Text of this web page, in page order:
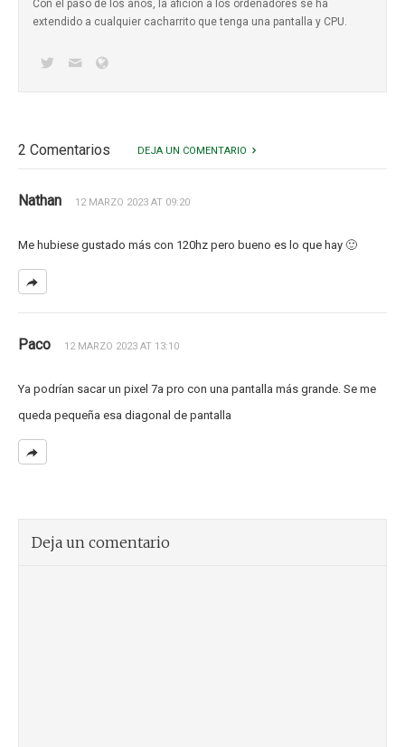
Con el paso de los años, la afición a los ordenadores se ha
extendido a cualquier cacharrito que tenga una pantalla y CPU.
2 Comentarios DEJA UN COMENTARIO
Nathan 12 MARZO 2023 AT 09:20
Me hubiese gustado más con 120hz pero bueno es lo que hay 🙂
Paco 12 MARZO 2023 AT 13:10
Ya podrían sacar un pixel 7a pro con una pantalla más grande. Se me
queda pequeña esa diagonal de pantalla
Deja un comentario